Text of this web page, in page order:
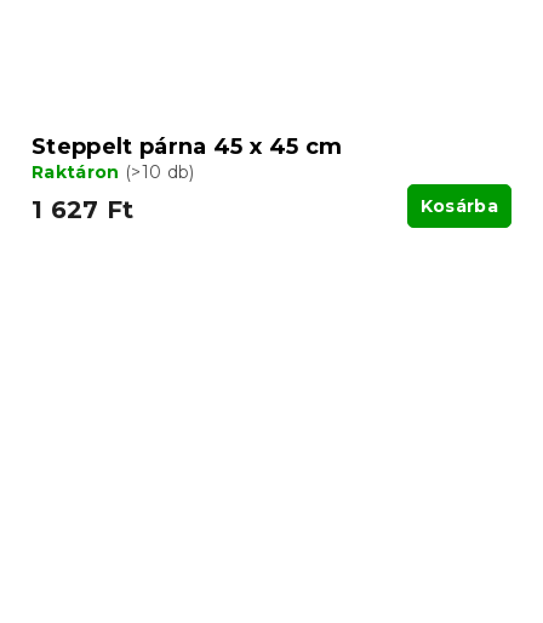
Steppelt párna 45 x 45 cm
Raktáron (>10 db)
1 627 Ft Kosárba